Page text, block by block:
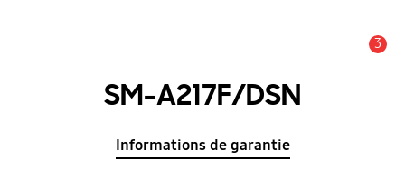
3
SM-A217F/DSN
Informations de garantie